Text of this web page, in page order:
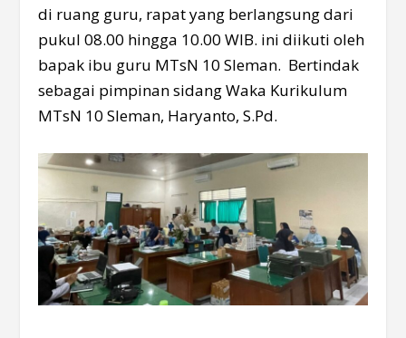
di ruang guru, rapat yang berlangsung dari
pukul 08.00 hingga 10.00 WIB. ini diikuti oleh
bapak ibu guru MTsN 10 Sleman. Bertindak
sebagai pimpinan sidang Waka Kurikulum
MTsN 10 Sleman, Haryanto, S.Pd.